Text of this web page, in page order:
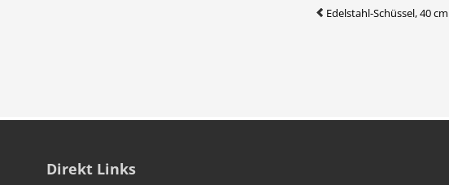
Edelstahl-Schüssel, 40 cm
Direkt Links